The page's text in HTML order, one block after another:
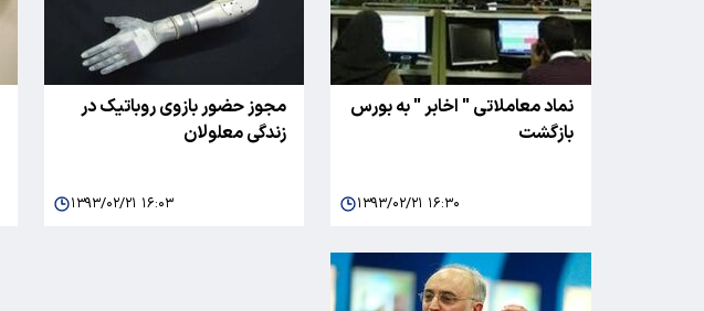
نماد معاملاتی " اخابر " به بورس
بازگشت
۱۳۹۳/۰۲/۲۱ ۱۶:۳۰
مجوز حضور بازوی روباتیک در
زندگی معلولان
۱۳۹۳/۰۲/۲۱ ۱۶:۰۳